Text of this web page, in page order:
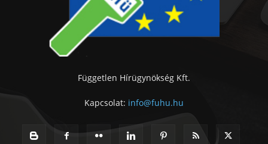
Független Hírügynökség Kft.
Kapcsolat: info@fuhu.hu